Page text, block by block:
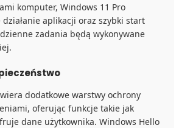
komputer, Windows 11 Pro
aplikacji oraz szybki start
zadania będą wykonywane
dodatkowe warstwy ochrony
oferując funkcje takie jak
dane użytkownika. Windows Hello